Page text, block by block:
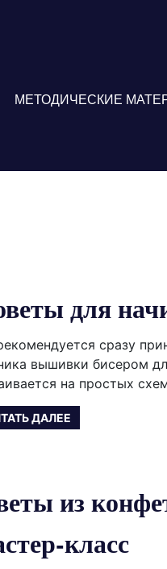
МЕТОДИЧЕСКИЕ
для
сразу
вышивки бисером
на простых
ДАЛЕЕ
из
класс